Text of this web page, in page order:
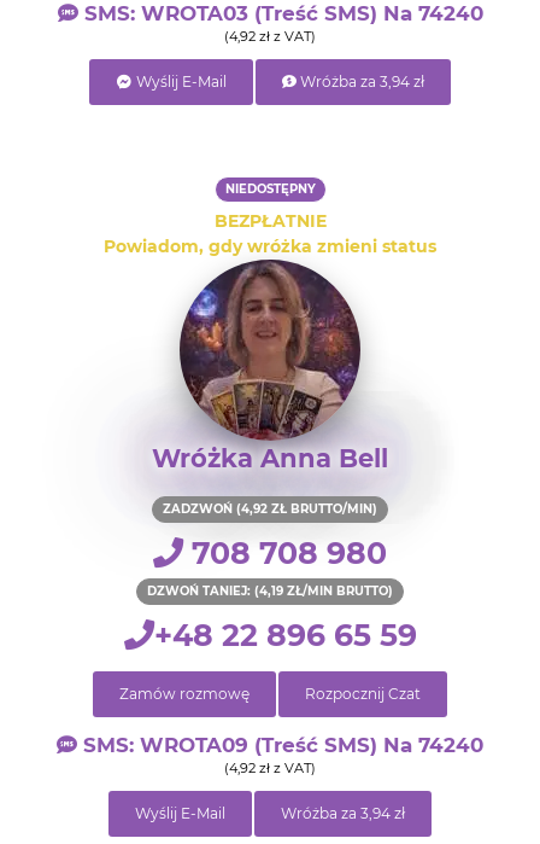
SMS: WROTA03 (treść SMS) Na 74240
(4,92 zł z VAT)
Wyślij E-Mail Wróżba za 3,94 zł
NIEDOSTĘPNY
BEZPŁATNIE
Powiadom, gdy wróżka zmieni status
Wróżka Anna Bell
ZADZWOŃ (4,92 ZŁ BRUTTO/MIN)
708 708 980
DZWOŃ TANIEJ: (4,19 ZŁ/MIN BRUTTO)
+48 22 896 65 59
Zamów rozmowę Rozpocznij Czat
SMS: WROTA09 (treść SMS) Na 74240
(4,92 zł z VAT)
Wyślij E-Mail Wróżba za 3,94 zł